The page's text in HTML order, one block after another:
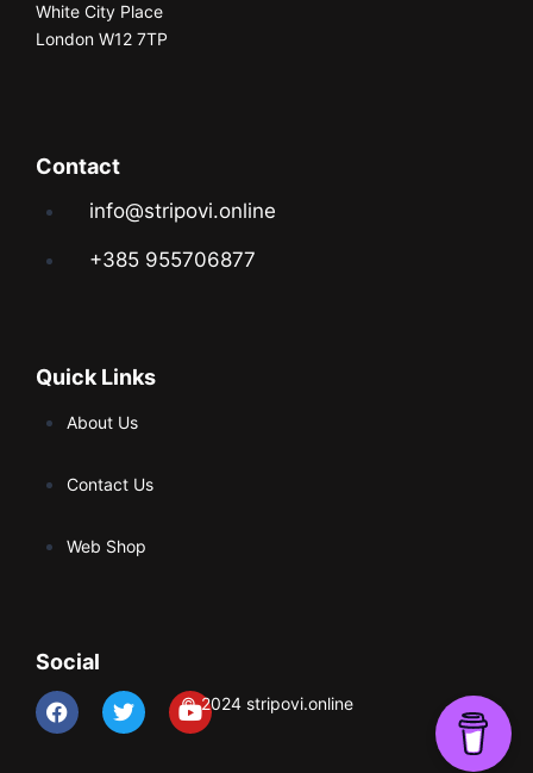
White City Place
London W12 7TP
Contact
info@stripovi.online
+385 955706877
Quick Links
About Us
Contact Us
Web Shop
Social
© 2024 stripovi.online